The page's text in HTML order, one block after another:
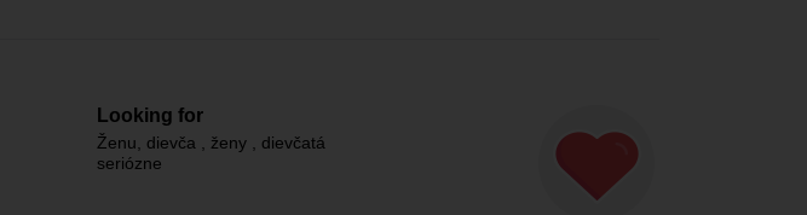
Looking for
Ženu, dievča , ženy , dievčatá
seriózne